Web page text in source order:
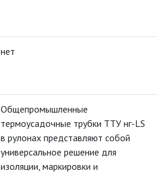
ДЮБЕЛЬ-ХОМУТЫ
КАБЕЛЬ-КАНАЛЫ
нет
Общепромышленные
термоусадочные трубки ТТУ нг-LS
в рулонах представляют собой
универсальное решение для
изоляции, маркировки и